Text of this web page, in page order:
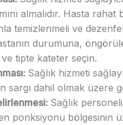
almalıdır. Hasta
temizlenmeli ve
durumuna,
tipte kateter seçin.
Sağlık hizmeti
sargı dahil olmak üzere
Sağlık
ponksiyonu bölgesinin